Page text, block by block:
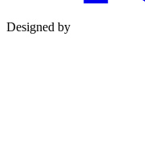
Designed by